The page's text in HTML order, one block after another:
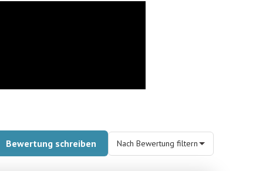
Bewertung schreiben Nach Bewertung filtern